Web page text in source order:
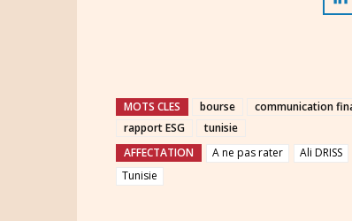
MOTS CLES bourse communication
rapport ESG
tunisie
AFFECTATION
A ne pas rater Ali DRISS
Tunisie